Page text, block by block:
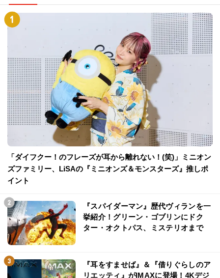
「ダイフクー！のフレーズが耳から離れない！(笑)」ミニオン
ズファミリー、LiSAの『ミニオンズ＆モンスターズ』推しポ
イント
『スパイダーマン』歴代ヴィランを一
挙紹介！グリーン・ゴブリンにドク
ター・オクトパス、ミステリオまで
『耳をすませば』＆『借りぐらしのア
リエッティ』がIMAXに登場！4Kデジ